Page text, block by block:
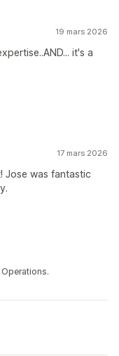
19 mars 2026
it's a
17 mars 2026
Jose was fantastic
Operations.